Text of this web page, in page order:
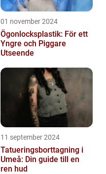
01 november 2024
Ögonlocksplastik: För ett
Yngre och Piggare
Utseende
11 september 2024
Tatueringsborttagning i
Umeå: Din guide till en
ren hud